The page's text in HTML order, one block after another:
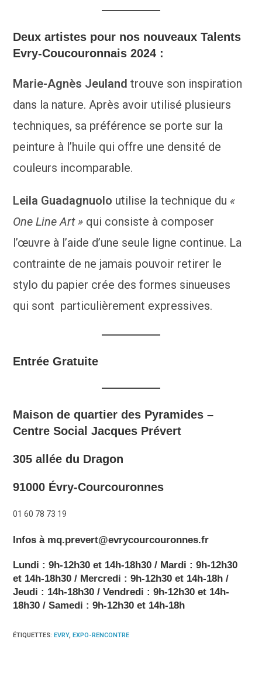
Deux artistes pour nos nouveaux Talents
Evry-Coucouronnais 2024 :
Marie-Agnès Jeuland trouve son inspiration
dans la nature. Après avoir utilisé plusieurs
techniques, sa préférence se porte sur la
peinture à l’huile qui offre une densité de
couleurs incomparable.
Leila Guadagnuolo utilise la technique du «
One Line Art » qui consiste à composer
l’œuvre à l’aide d’une seule ligne continue. La
contrainte de ne jamais pouvoir retirer le
stylo du papier crée des formes sinueuses
qui sont particulièrement expressives.
Entrée Gratuite
Maison de quartier des Pyramides –
Centre Social Jacques Prévert
305 allée du Dragon
91000 Évry-Courcouronnes
01 60 78 73 19
Infos à mq.prevert@evrycourcouronnes.fr
Lundi : 9h-12h30 et 14h-18h30 / Mardi : 9h-12h30
et 14h-18h30 / Mercredi : 9h-12h30 et 14h-18h /
Jeudi : 14h-18h30 / Vendredi : 9h-12h30 et 14h-
18h30 / Samedi : 9h-12h30 et 14h-18h
ÉTIQUETTES:EVRY, EXPO-RENCONTRE